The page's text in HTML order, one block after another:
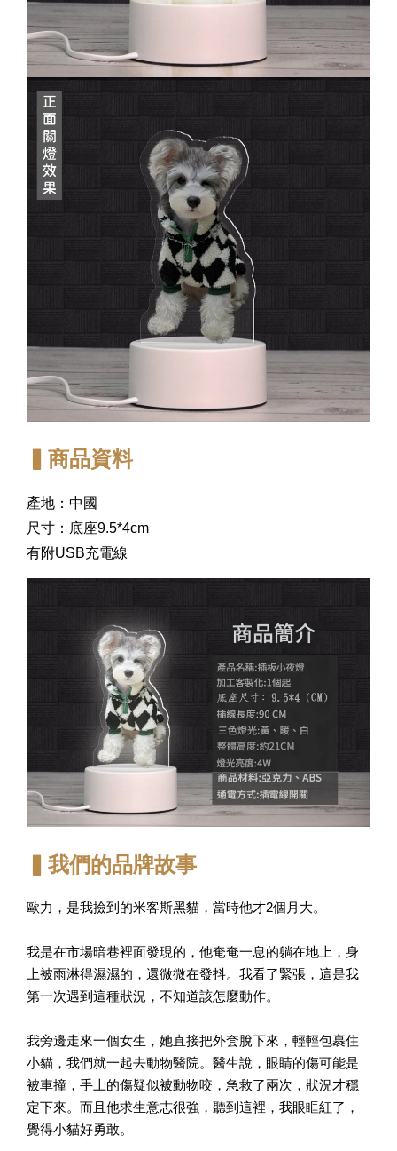
▍商品資料
產地：中國
尺寸：底座9.5*4cm
有附USB充電線
▍我們的品牌故事
歐力，是我撿到的米客斯黑貓，當時他才2個月大。
我是在市場暗巷裡面發現的，他奄奄一息的躺在地上，身
上被雨淋得濕濕的，還微微在發抖。我看了緊張，這是我
第一次遇到這種狀況，不知道該怎麼動作。
我旁邊走來一個女生，她直接把外套脫下來，輕輕包裹住
小貓，我們就一起去動物醫院。醫生說，眼睛的傷可能是
被車撞，手上的傷疑似被動物咬，急救了兩次，狀況才穩
定下來。而且他求生意志很強，聽到這裡，我眼眶紅了，
覺得小貓好勇敢。